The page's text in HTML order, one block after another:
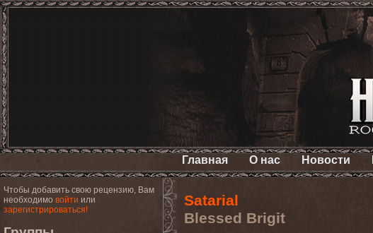
Главная О нас Новости
Чтобы добавить свою рецензию, Вам
необходимо войти или
зарегистрироваться!
Satarial
Blessed Brigit